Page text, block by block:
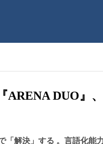
DUO』
「解決」する 。言語化能